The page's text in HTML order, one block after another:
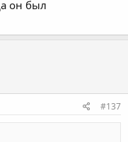
он был
#137